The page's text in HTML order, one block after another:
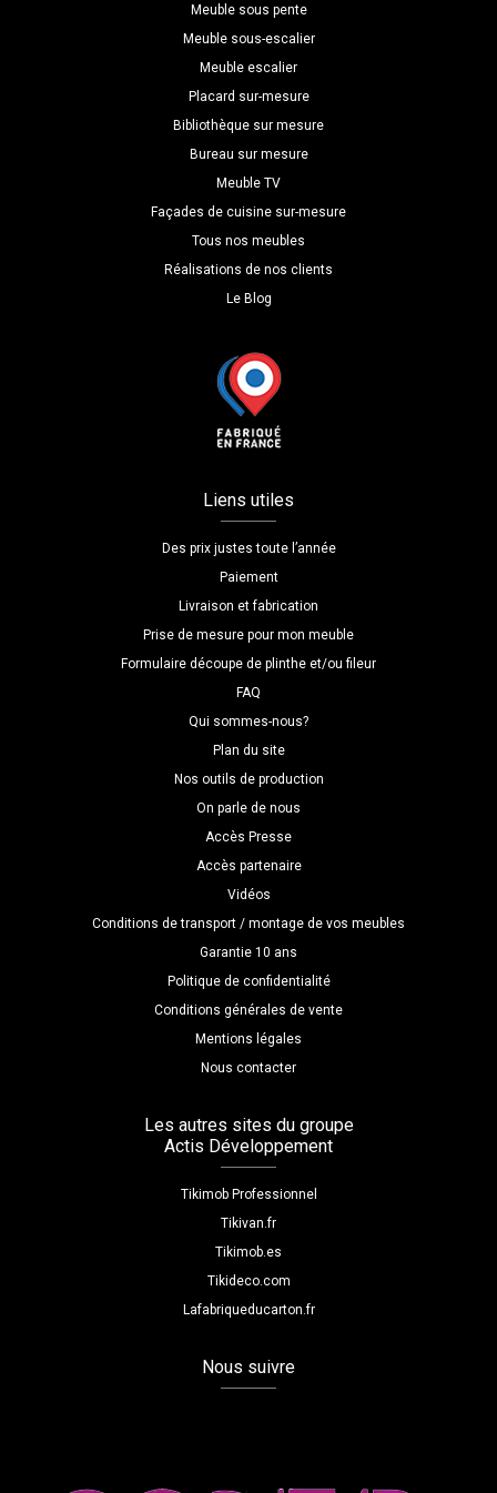
Meuble sous pente
Meuble sous-escalier
Meuble escalier
Placard sur-mesure
Bibliothèque sur mesure
Bureau sur mesure
Meuble TV
Façades de cuisine sur-mesure
Tous nos meubles
Réalisations de nos clients
Le Blog
Liens utiles
Des prix justes toute l’année
Paiement
Livraison et fabrication
Prise de mesure pour mon meuble
Formulaire découpe de plinthe et/ou fileur
FAQ
Qui sommes-nous?
Plan du site
Nos outils de production
On parle de nous
Accès Presse
Accès partenaire
Vidéos
Conditions de transport / montage de vos meubles
Garantie 10 ans
Politique de confidentialité
Conditions générales de vente
Mentions légales
Nous contacter
Les autres sites du groupe
Actis Développement
Tikimob Professionnel
Tikivan.fr
Tikimob.es
Tikideco.com
Lafabriqueducarton.fr
Nous suivre